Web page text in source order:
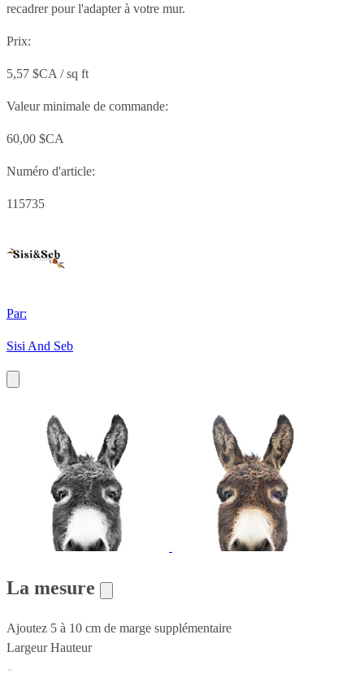
recadrer pour l'adapter à votre mur.
Prix:
5,57 $CA / sq ft
Valeur minimale de commande:
60,00 $CA
Numéro d'article:
115735
Par:
Sisi And Seb
La mesure
Ajoutez 5 à 10 cm de marge supplémentaire
Largeur Hauteur